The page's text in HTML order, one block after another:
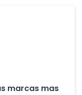
marcas mas